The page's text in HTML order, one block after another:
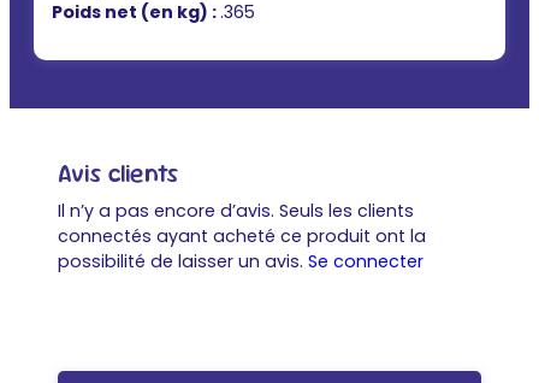
Poids net (en kg) :.365
Avis clients
Il n’y a pas encore d’avis. Seuls les clients
connectés ayant acheté ce produit ont la
possibilité de laisser un avis. Se connecter